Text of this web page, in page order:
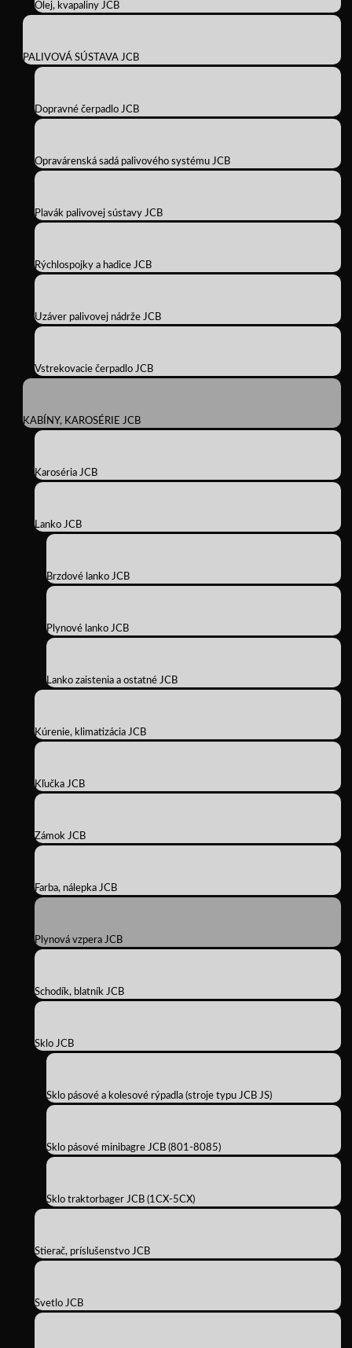
Olej, kvapaliny JCB
PALIVOVÁ SÚSTAVA JCB
Dopravné čerpadlo JCB
Opravárenská sadá palivového systému JCB
Plavák palivovej sústavy JCB
Rýchlospojky a hadice JCB
Uzáver palivovej nádrže JCB
Vstrekovacie čerpadlo JCB
KABÍNY, KAROSÉRIE JCB
Karoséria JCB
Lanko JCB
Brzdové lanko JCB
Plynové lanko JCB
Lanko zaistenia a ostatné JCB
Kúrenie, klimatizácia JCB
Kľučka JCB
Zámok JCB
Farba, nálepka JCB
Plynová vzpera JCB
Schodík, blatník JCB
Sklo JCB
Sklo pásové a kolesové rýpadla (stroje typu JCB JS)
Sklo pásové minibagre JCB (801-8085)
Sklo traktorbager JCB (1CX-5CX)
Stierač, príslušenstvo JCB
Svetlo JCB